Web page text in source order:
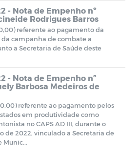
CMDCA
Resoluções e Atas
- LEI ALDIR BLANC
(COVID-19)
(COVID-19)
Termos de Adesão
- Nota de Empenho nº
Rodrigues Barros
referente ao pagamento da
campanha de combate a
a Secretaria de Saúde deste
- Nota de Empenho nº
Barbosa Medeiros de
referente ao pagamento pelos
em produtividade como
no CAPS AD III, durante o
de 2022, vinculado a Secretaria de